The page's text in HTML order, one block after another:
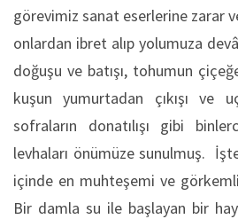
görevimiz sanat eserlerine zarar
onlardan ibret alıp yolumuza
doğuşu ve batışı, tohumun
kuşun yumurtadan çıkışı ve
sofraların donatılışı gibi
levhaları önümüze sunulmuş.
içinde en muhteşemi ve
Bir damla su ile başlayan bir